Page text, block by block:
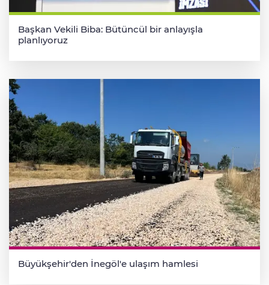
Başkan Vekili Biba: Bütüncül bir anlayışla
planlıyoruz
Büyükşehir'den İnegöl'e ulaşım hamlesi